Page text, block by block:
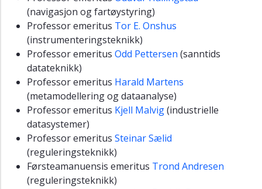
(navigasjon og fartøystyring)
Professor emeritus Tor E. Onshus
(instrumenteringsteknikk)
Professor emeritus Odd Pettersen (sanntids
datateknikk)
Professor emeritus Harald Martens
(metamodellering og dataanalyse)
Professor emeritus Kjell Malvig(industrielle
datasystemer)
Professor emeritus Steinar Sælid
(reguleringsteknikk)
Førsteamanuensis emeritus Trond Andresen
(reguleringsteknikk)